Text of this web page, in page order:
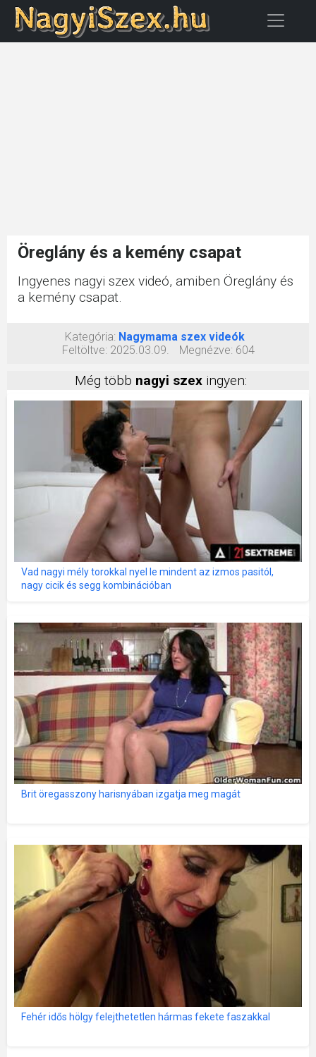
Öreglány és a kemény csapat
Ingyenes nagyi szex videó, amiben Öreglány és
a kemény csapat.
Kategória: Nagymama szex videók
Feltöltve: 2025.03.09. Megnézve: 604
Még több nagyi szex ingyen:
Vad nagyi mély torokkal nyel le mindent az izmos pasitól,
nagy cicik és segg kombinációban
Brit öregasszony harisnyában izgatja meg magát
Fehér idős hölgy felejthetetlen hármas fekete faszakkal